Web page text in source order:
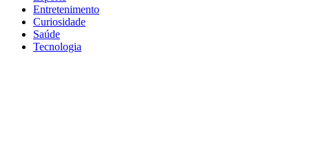
Entretenimento
Curiosidade
Saúde
Tecnologia